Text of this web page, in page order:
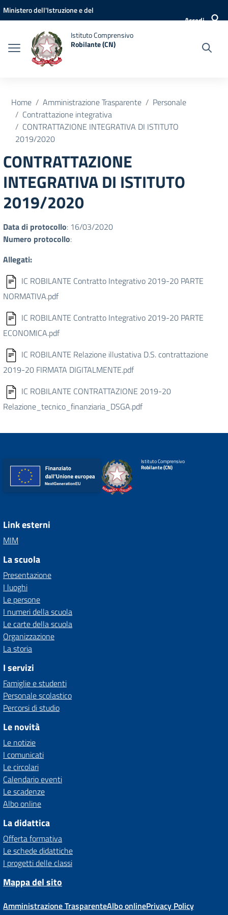
Vai ai contenuti
Vai al menu di navigazione
Vai al footer
Ministero dell'Istruzione e del
Accedi
Istituto Comprensivo
Robilante (CN)
Home Amministrazione Trasparente
Personale
Contrattazione integrativa
CONTRATTAZIONE INTEGRATIVA DI ISTITUTO
2019/2020
CONTRATTAZIONE
INTEGRATIVA DI ISTITUTO
2019/2020
Data di protocollo: 16/03/2020
Numero protocollo:
Allegati:
IC ROBILANTE Contratto Integrativo 2019-20 PARTE
NORMATIVA.pdf
IC ROBILANTE Contratto Integrativo 2019-20 PARTE
ECONOMICA.pdf
IC ROBILANTE Relazione illustativa D.S. contrattazione
2019-20 FIRMATA DIGITALMENTE.pdf
IC ROBILANTE CONTRATTAZIONE 2019-20
Relazione_tecnico_finanziaria_DSGA.pdf
Istituto Comprensivo
Robilante (CN)
Link esterni
MIM
La scuola
Presentazione
I luoghi
Le persone
I numeri della scuola
Le carte della scuola
Organizzazione
La storia
I servizi
Famiglie e studenti
Personale scolastico
Percorsi di studio
Le novità
Le notizie
I comunicati
Le circolari
Calendario eventi
Le scadenze
Albo online
La didattica
Offerta formativa
Le schede didattiche
I progetti delle classi
Mappa del sito
Amministrazione TrasparenteAlbo onlinePrivacy Policy